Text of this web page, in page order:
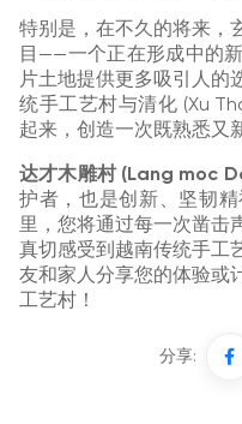
特别是，在不久的将来，
目——一个正在形成中的
片土地提供更多吸引人的
统手工艺村与清化 (Xu
起来，创造一次既熟悉又
达才木雕村 (Lang moc
护者，也是创新、坚韧
里，您将通过每一次凿击
真切感受到越南传统手工
友和家人分享您的体验或
工艺村！
分享: